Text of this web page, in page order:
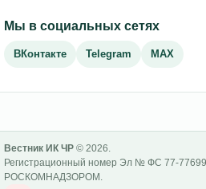
Мы в социальных сетях
ВКонтакте Telegram MAX
Вестник ИК ЧР © 2026.
Регистрационный номер Эл № ФС 77-77699
РОСКОМНАДЗОРОМ.